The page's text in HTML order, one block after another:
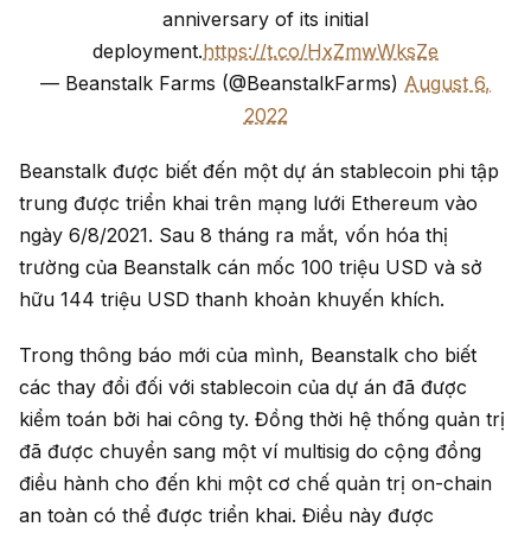
anniversary of its initial
deployment.https://t.co/HxZmwWksZe
— Beanstalk Farms (@BeanstalkFarms) August 6,
2022
Beanstalk được biết đến một dự án stablecoin phi tập
trung được triển khai trên mạng lưới Ethereum vào
ngày 6/8/2021. Sau 8 tháng ra mắt, vốn hóa thị
trường của Beanstalk cán mốc 100 triệu USD và sở
hữu 144 triệu USD thanh khoản khuyến khích.
Trong thông báo mới của mình, Beanstalk cho biết
các thay đổi đối với stablecoin của dự án đã được
kiểm toán bởi hai công ty. Đồng thời hệ thống quản trị
đã được chuyển sang một ví multisig do cộng đồng
điều hành cho đến khi một cơ chế quản trị on-chain
an toàn có thể được triển khai. Điều này được